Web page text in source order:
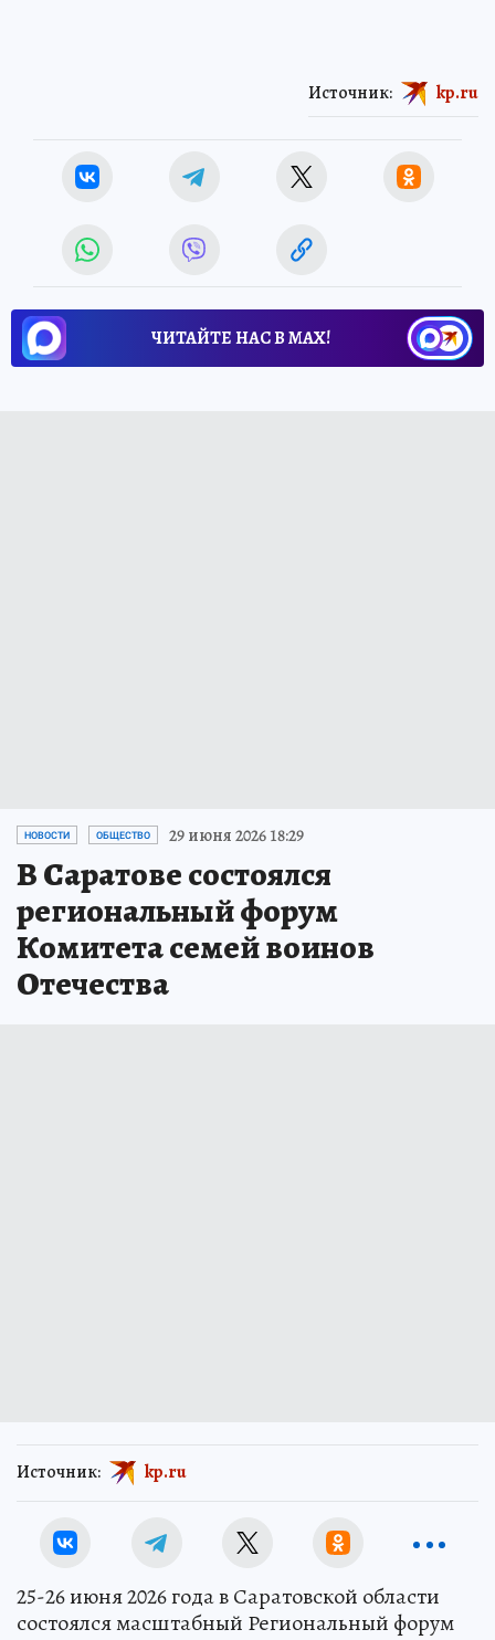
Источник: kp.ru
ЧИТАЙТЕ НАС В МАХ!
НОВОСТИ ОБЩЕСТВО 29 июня 2026 18:29
В Саратове состоялся
региональный форум
Комитета семей воинов
Отечества
Источник: kp.ru
25-26 июня 2026 года в Саратовской области
состоялся масштабный Региональный форум